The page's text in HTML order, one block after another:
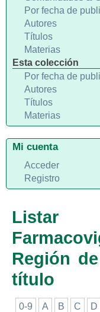
Región
título
0-9 A B C D
Por fecha de
Autores
Títulos
Materias
Esta colección
Por fecha de
Autores
Títulos
Materias
Mi cuenta
Acceder
Registro